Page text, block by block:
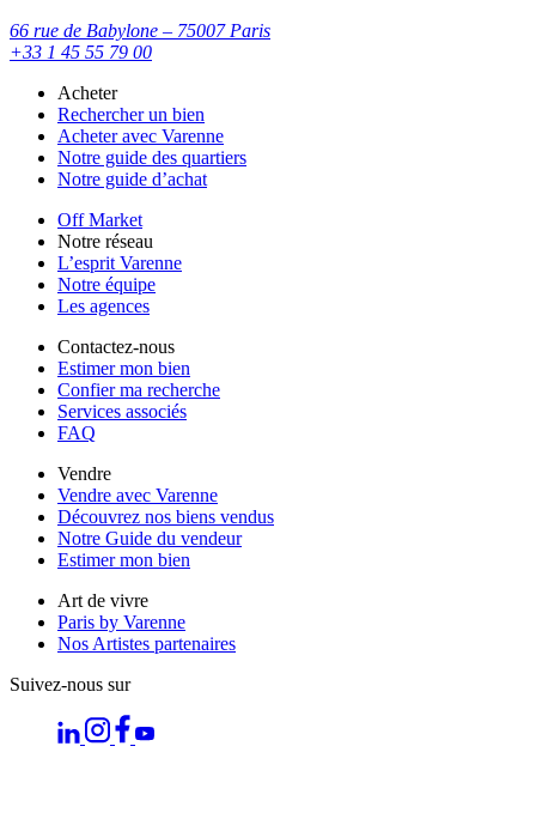
66 rue de Babylone – 75007 Paris
+33 1 45 55 79 00
Acheter
Rechercher un bien
Acheter avec Varenne
Notre guide des quartiers
Notre guide d’achat
Off Market
Notre réseau
L’esprit Varenne
Notre équipe
Les agences
Contactez-nous
Estimer mon bien
Confier ma recherche
Services associés
FAQ
Vendre
Vendre avec Varenne
Découvrez nos biens vendus
Notre Guide du vendeur
Estimer mon bien
Art de vivre
Paris by Varenne
Nos Artistes partenaires
Suivez-nous sur